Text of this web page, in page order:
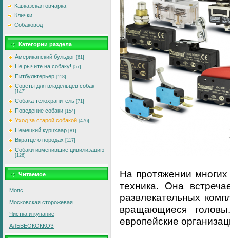
Кавказская овчарка
Клички
Собаковод
Категории раздела
Американский бульдог [61]
Не рычите на собаку! [57]
Питбультерьер [118]
Советы для владельцев собак
[147]
Собака телохранитель [71]
Поведение собаки [154]
Уход за старой собакой [476]
Немецкий курцхаар [81]
Вкратце о породах [117]
Собаки изменившие цивилизацию
[126]
Читаемое
Мопс
Московская сторожевая
Чистка и купание
АЛЬВЕОКОККОЗ
На протяжении многих
техника. Она
развлекательных
вращающиеся
европейские